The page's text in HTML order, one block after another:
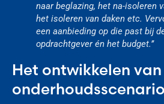
naar beglazing, het na-isoleren
het isoleren van daken etc.
een aanbieding op die past bij
opdrachtgever én het budget.’’
Het ontwikkelen van